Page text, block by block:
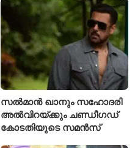
താരങ്ങൾക്ക് പരിശീലനം
നൽകും
സൽമാൻ ഖാനും സഹോദരി
അൽവിറയ്ക്കും ചണ്ഡീഗഡ്
കോടതിയുടെ സമൻസ്